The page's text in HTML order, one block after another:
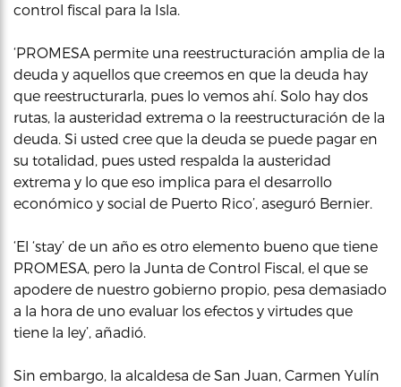
control fiscal para la Isla.
‘PROMESA permite una reestructuración amplia de la
deuda y aquellos que creemos en que la deuda hay
que reestructurarla, pues lo vemos ahí. Solo hay dos
rutas, la austeridad extrema o la reestructuración de la
deuda. Si usted cree que la deuda se puede pagar en
su totalidad, pues usted respalda la austeridad
extrema y lo que eso implica para el desarrollo
económico y social de Puerto Rico’, aseguró Bernier.
‘El ‘stay’ de un año es otro elemento bueno que tiene
PROMESA, pero la Junta de Control Fiscal, el que se
apodere de nuestro gobierno propio, pesa demasiado
a la hora de uno evaluar los efectos y virtudes que
tiene la ley’, añadió.
Sin embargo, la alcaldesa de San Juan, Carmen Yulín